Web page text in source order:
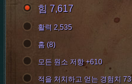
힘 7,617
활력 2,535
홈 (8)
모든 원소 저항 +610
적을 처치하고 얻는 경험치